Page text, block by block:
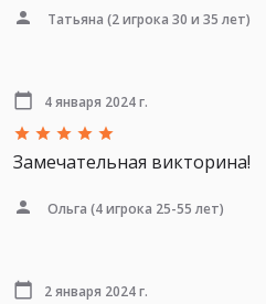
Татьяна (2 игрока 30 и 35 лет)
4 января 2024 г.
Замечательная викторина!
Ольга (4 игрока 25-55 лет)
2 января 2024 г.